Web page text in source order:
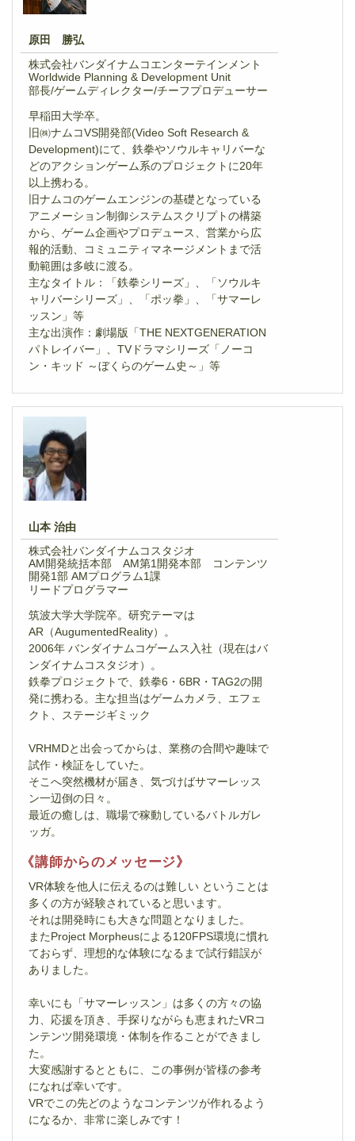
原田 勝弘
株式会社バンダイナムコエンターテインメント
Worldwide Planning & Development Unit
部長/ゲームディレクター/チーフプロデューサー
早稲田大学卒。
旧㈱ナムコVS開発部(Video Soft Research &
Development)にて、鉄拳やソウルキャリバーな
どのアクションゲーム系のプロジェクトに20年
以上携わる。
旧ナムコのゲームエンジンの基礎となっている
アニメーション制御システムスクリプトの構築
から、ゲーム企画やプロデュース、営業から広
報的活動、コミュニティマネージメントまで活
動範囲は多岐に渡る。
主なタイトル：「鉄拳シリーズ」、「ソウルキ
ャリバーシリーズ」、「ポッ拳」、「サマーレ
ッスン」等
主な出演作：劇場版「THE NEXTGENERATION
パトレイバー」、TVドラマシリーズ「ノーコ
ン・キッド ～ぼくらのゲーム史～」等
山本 治由
株式会社バンダイナムコスタジオ
AM開発統括本部 AM第1開発本部 コンテンツ
開発1部 AMプログラム1課
リードプログラマー
筑波大学大学院卒。研究テーマは
AR（AugumentedReality）。
2006年 バンダイナムコゲームス入社（現在はバ
ンダイナムコスタジオ）。
鉄拳プロジェクトで、鉄拳6・6BR・TAG2の開
発に携わる。主な担当はゲームカメラ、エフェ
クト、ステージギミック
VRHMDと出会ってからは、業務の合間や趣味で
試作・検証をしていた。
そこへ突然機材が届き、気づけばサマーレッス
ン一辺倒の日々。
最近の癒しは、職場で稼動しているバトルガレ
ッガ。
《講師からのメッセージ》
VR体験を他人に伝えるのは難しい ということは
多くの方が経験されていると思います。
それは開発時にも大きな問題となりました。
またProject Morpheusによる120FPS環境に慣れ
ておらず、理想的な体験になるまで試行錯誤が
ありました。
幸いにも「サマーレッスン」は多くの方々の協
力、応援を頂き、手探りながらも恵まれたVRコ
ンテンツ開発環境・体制を作ることができまし
た。
大変感謝するとともに、この事例が皆様の参考
になれば幸いです。
VRでこの先どのようなコンテンツが作れるよう
になるか、非常に楽しみです！